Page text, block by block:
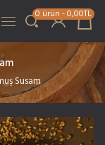
0 ürün - 0,00TL
Susam